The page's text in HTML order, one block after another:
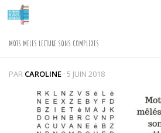
Skip to content
MOTS MELES LECTURE SONS COMPLEXES
PAR CAROLINE · 5 JUIN 2018